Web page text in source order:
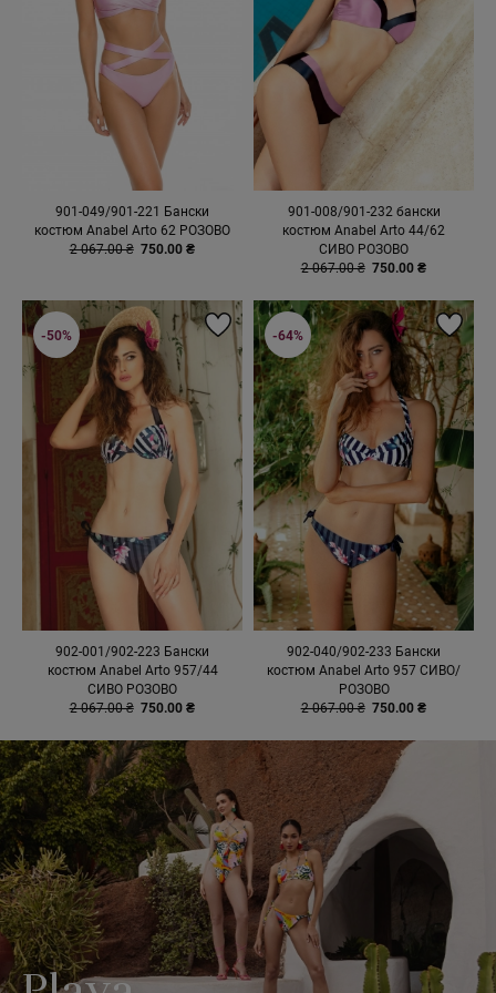
901-049/901-221 Бански
костюм Anabel Arto 62 РОЗОВО
2 067.00 ₴ 750.00 ₴
901-008/901-232 бански
костюм Anabel Arto 44/62
СИВО РОЗОВО
2 067.00 ₴ 750.00 ₴
902-001/902-223 Бански
костюм Anabel Arto 957/44
СИВО РОЗОВО
2 067.00 ₴ 750.00 ₴
-50%
902-040/902-233 Бански
костюм Anabel Arto 957 СИВО/
РОЗОВО
2 067.00 ₴ 750.00 ₴
-64%